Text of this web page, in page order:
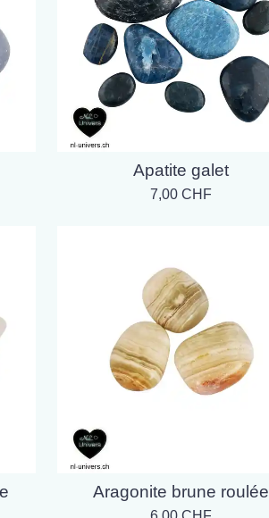
Apatite galet
7,00 CHF
Aragonite brune roulée